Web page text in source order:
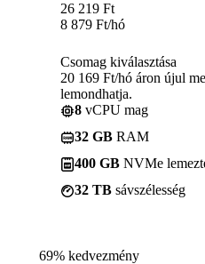
26 219 Ft
8 879 Ft/hó
Csomag kiválasztása
20 169 Ft/hó áron újul
lemondhatja.
8 vCPU mag
32 GB RAM
400 GB NVMe
32 TB sávszélesség
69% kedvezmény